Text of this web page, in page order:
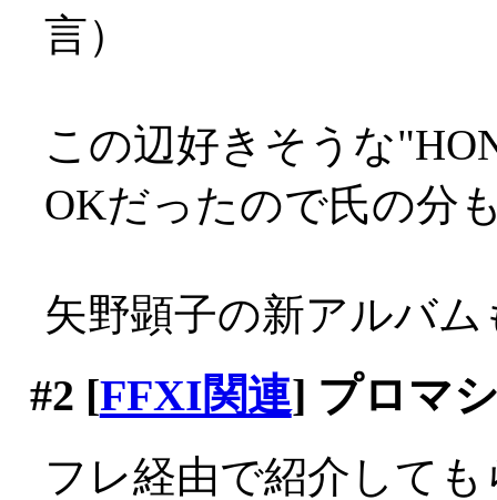
言）
この辺好きそうな
OKだったので氏の分
矢野顕子の新アルバ
#2 [FFXI関連] プロマ
フレ経由で紹介して